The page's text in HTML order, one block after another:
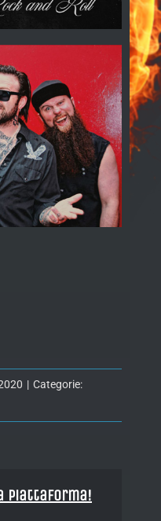
| Categorie:
piattaforma!